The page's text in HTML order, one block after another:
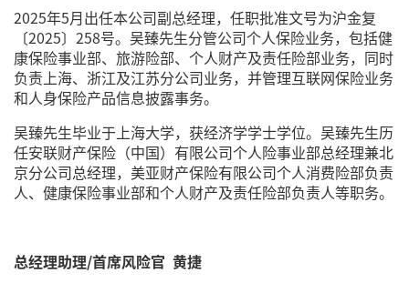
2025年5月出任本公司副总经理，任职批准文号为沪金复
〔2025〕258号。吴臻先生分管公司个人保险业务，包括健
康保险事业部、旅游险部、个人财产及责任险部业务，同时
负责上海、浙江及江苏分公司业务，并管理互联网保险业务
和人身保险产品信息披露事务。
吴臻先生毕业于上海大学，获经济学学士学位。吴臻先生历
任安联财产保险（中国）有限公司个人险事业部总经理兼北
京分公司总经理，美亚财产保险有限公司个人消费险部负责
人、健康保险事业部和个人财产及责任险部负责人等职务。
总经理助理/首席风险官 黄捷